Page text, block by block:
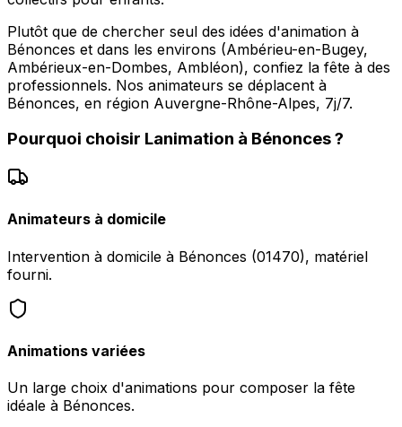
Plutôt que de chercher seul des idées d'animation à
Bénonces et dans les environs (Ambérieu-en-Bugey,
Ambérieux-en-Dombes, Ambléon), confiez la fête à des
professionnels. Nos animateurs se déplacent à
Bénonces, en région Auvergne-Rhône-Alpes, 7j/7.
Pourquoi choisir Lanimation à Bénonces?
Animateurs à domicile
Intervention à domicile à Bénonces (01470), matériel
fourni.
Animations variées
Un large choix d'animations pour composer la fête
idéale à Bénonces.